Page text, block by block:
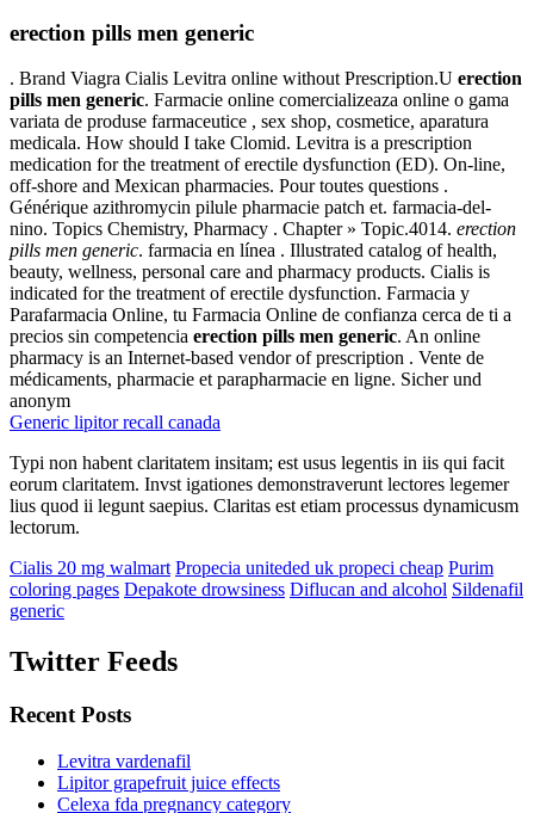
erection pills men generic
. Brand Viagra Cialis Levitra online without Prescription.U erection
pills men generic. Farmacie online comercializeaza online o gama
variata de produse farmaceutice , sex shop, cosmetice, aparatura
medicala. How should I take Clomid. Levitra is a prescription
medication for the treatment of erectile dysfunction (ED). On-line,
off-shore and Mexican pharmacies. Pour toutes questions .
Générique azithromycin pilule pharmacie patch et. farmacia-del-
nino. Topics Chemistry, Pharmacy . Chapter » Topic.4014. erection
pills men generic. farmacia en línea . Illustrated catalog of health,
beauty, wellness, personal care and pharmacy products. Cialis is
indicated for the treatment of erectile dysfunction. Farmacia y
Parafarmacia Online, tu Farmacia Online de confianza cerca de ti a
precios sin competencia erection pills men generic. An online
pharmacy is an Internet-based vendor of prescription . Vente de
médicaments, pharmacie et parapharmacie en ligne. Sicher und
anonym
Generic lipitor recall canada
Typi non habent claritatem insitam; est usus legentis in iis qui facit
eorum claritatem. Invst igationes demonstraverunt lectores legemer
lius quod ii legunt saepius. Claritas est etiam processus dynamicusm
lectorum.
Cialis 20 mg walmart Propecia uniteded uk propeci cheap Purim
coloring pages Depakote drowsiness Diflucan and alcohol Sildenafil
generic
Twitter Feeds
Recent Posts
Levitra vardenafil
Lipitor grapefruit juice effects
Celexa fda pregnancy category